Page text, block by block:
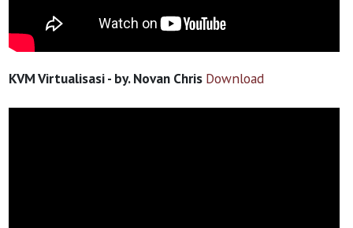
KVM Virtualisasi - by. Novan Chris Download